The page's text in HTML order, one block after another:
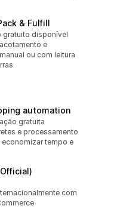
& Fulfill
todo
gratuito disponível
e
ou com leitura
automation
todogratuita
e processamento
tempo e
com